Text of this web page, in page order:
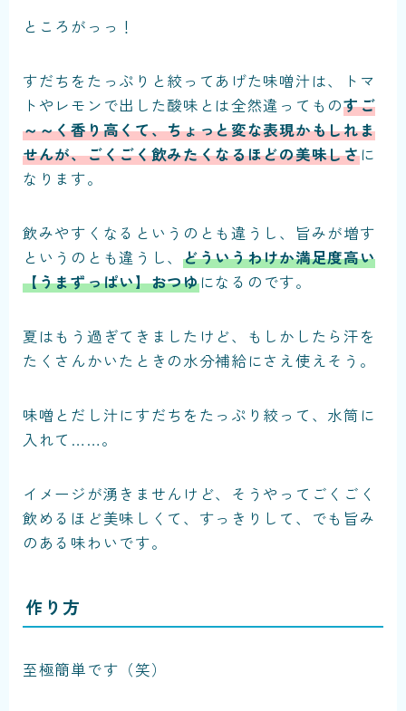
ところがっっ！
すだちをたっぷりと絞ってあげた味噌汁は、トマ
トやレモンで出した酸味とは全然違ってものすご
～～く香り高くて、ちょっと変な表現かもしれま
せんが、ごくごく飲みたくなるほどの美味しさに
なります。
飲みやすくなるというのとも違うし、旨みが増す
というのとも違うし、 どういうわけか満足度高い
【うまずっぱい】おつゆになるのです。
夏はもう過ぎてきましたけど、もしかしたら汗を
たくさんかいたときの水分補給にさえ使えそう。
味噌とだし汁にすだちをたっぷり絞って、水筒に
入れて……。
イメージが湧きませんけど、そうやってごくごく
飲めるほど美味しくて、すっきりして、でも旨み
のある味わいです。
作り方
至極簡単です（笑）